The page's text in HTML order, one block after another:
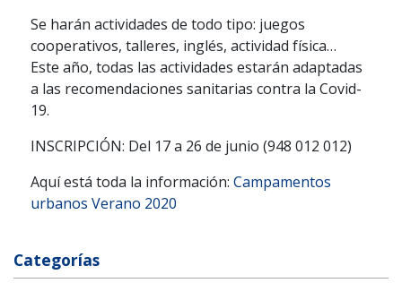
Se harán actividades de todo tipo: juegos
cooperativos, talleres, inglés, actividad física…
Este año, todas las actividades estarán adaptadas
a las recomendaciones sanitarias contra la Covid-
19.
INSCRIPCIÓN: Del 17 a 26 de junio (948 012 012)
Aquí está toda la información: Campamentos
urbanos Verano 2020
Categorías